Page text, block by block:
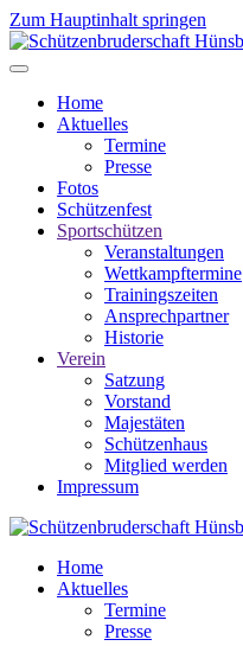
Zum Hauptinhalt springen
Home
Aktuelles
Termine
Presse
Fotos
Schützenfest
Sportschützen
Veranstaltungen
Wettkampftermine
Trainingszeiten
Ansprechpartner
Historie
Verein
Satzung
Vorstand
Majestäten
Schützenhaus
Mitglied werden
Impressum
Home
Aktuelles
Termine
Presse